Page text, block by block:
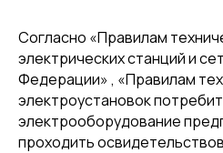
Согласно «Правилам
электрических станций и
Федерации» , «Правилам
электроустановок
электрооборудование
проходить